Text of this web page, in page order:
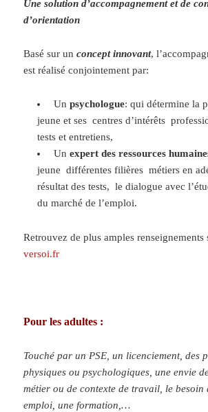
Une solution d’accompagnement et de
d’orientation
Basé sur unconcept innovant,
est réalisé conjointement par:
Unpsychologue: qui détermine la
jeune et ses centres d’intérêts
tests et entretiens,
Unexpert des ressources
jeune différentes filières métiers en
résultat des tests, le dialogue avec
du marché de l’emploi.
Retrouvez de plus amples
versoi.fr
Pour les adultes :
Touché par un PSE, un licenciement, des
physiques ou psychologiques, une envie
métier ou de contexte de travail, le besoin
emploi, une formation,…